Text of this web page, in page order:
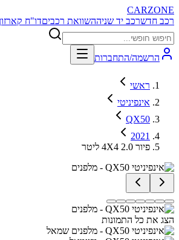
CARZONE
רכב חדשרכב יד שניההשוואת רכביםדו"ח
הרשמה/התחברות
ראשי
אינפיניטי
QX50
2021
פיור 4X4 2.0 ליטר
הצג את כל התמונות